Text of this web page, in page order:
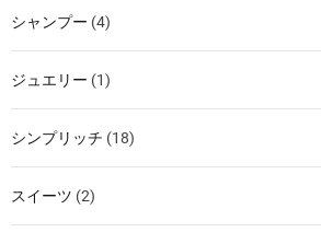
シャンプー (4)
ジュエリー (1)
シンプリッチ (18)
スイーツ (2)